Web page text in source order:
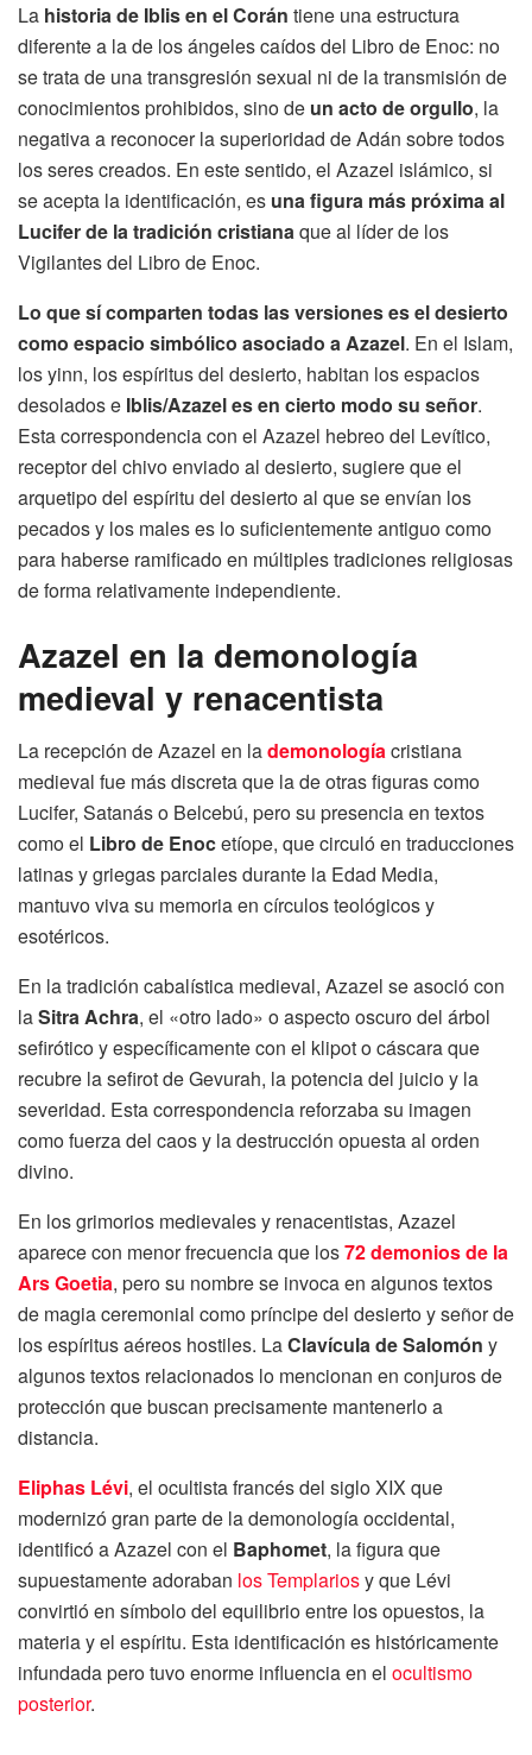
La historia de Iblis en el Corán tiene una estructura
diferente a la de los ángeles caídos del Libro de Enoc: no
se trata de una transgresión sexual ni de la transmisión de
conocimientos prohibidos, sino de un acto de orgullo, la
negativa a reconocer la superioridad de Adán sobre todos
los seres creados. En este sentido, el Azazel islámico, si
se acepta la identificación, es una figura más próxima al
Lucifer de la tradición cristianaque al líder de los
Vigilantes del Libro de Enoc.
Lo que sí comparten todas las versiones es el desierto
como espacio simbólico asociado a Azazel. En el Islam,
los yinn, los espíritus del desierto, habitan los espacios
desolados e Iblis/Azazel es en cierto modo su señor.
Esta correspondencia con el Azazel hebreo del Levítico,
receptor del chivo enviado al desierto, sugiere que el
arquetipo del espíritu del desierto al que se envían los
pecados y los males es lo suficientemente antiguo como
para haberse ramificado en múltiples tradiciones religiosas
de forma relativamente independiente.
Azazel en la demonología
medieval y renacentista
La recepción de Azazel en lademonologíacristiana
medieval fue más discreta que la de otras figuras como
Lucifer, Satanás o Belcebú, pero su presencia en textos
como el Libro de Enocetíope, que circuló en traducciones
latinas y griegas parciales durante la Edad Media,
mantuvo viva su memoria en círculos teológicos y
esotéricos.
En la tradición cabalística medieval, Azazel se asoció con
laSitra Achra, el «otro lado» o aspecto oscuro del árbol
sefirótico y específicamente con el klipot o cáscara que
recubre la sefirot de Gevurah, la potencia del juicio y la
severidad. Esta correspondencia reforzaba su imagen
como fuerza del caos y la destrucción opuesta al orden
divino.
En los grimorios medievales y renacentistas, Azazel
aparece con menor frecuencia que los72 demonios de la
Ars Goetia, pero su nombre se invoca en algunos textos
de magia ceremonial como príncipe del desierto y señor de
los espíritus aéreos hostiles. LaClavícula de Salomón y
algunos textos relacionados lo mencionan en conjuros de
protección que buscan precisamente mantenerlo a
distancia.
Eliphas Lévi, el ocultista francés del siglo XIX que
modernizó gran parte de la demonología occidental,
identificó a Azazel con el Baphomet, la figura que
supuestamente adoraban los Templariosy que Lévi
convirtió en símbolo del equilibrio entre los opuestos, la
materia y el espíritu. Esta identificación es históricamente
infundada pero tuvo enorme influencia en el ocultismo
posterior.